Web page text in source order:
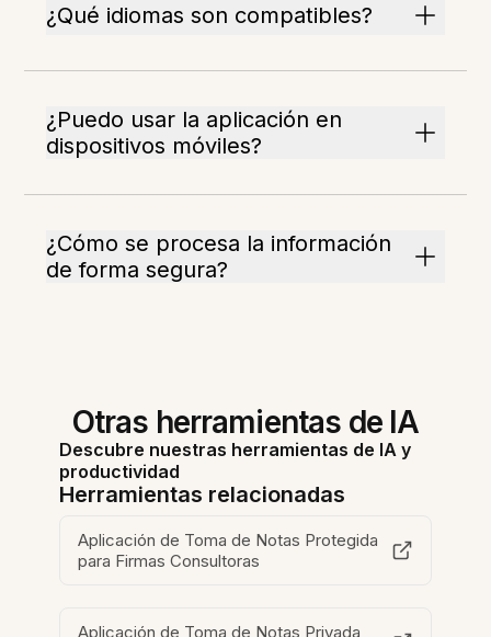
¿Qué idiomas son compatibles?
¿Puedo usar la aplicación en
dispositivos móviles?
¿Cómo se procesa la información
de forma segura?
Otras herramientas de IA
Descubre nuestras herramientas de IA y
productividad
Herramientas relacionadas
Aplicación de Toma de Notas Protegida
para Firmas Consultoras
Aplicación de Toma de Notas Privada